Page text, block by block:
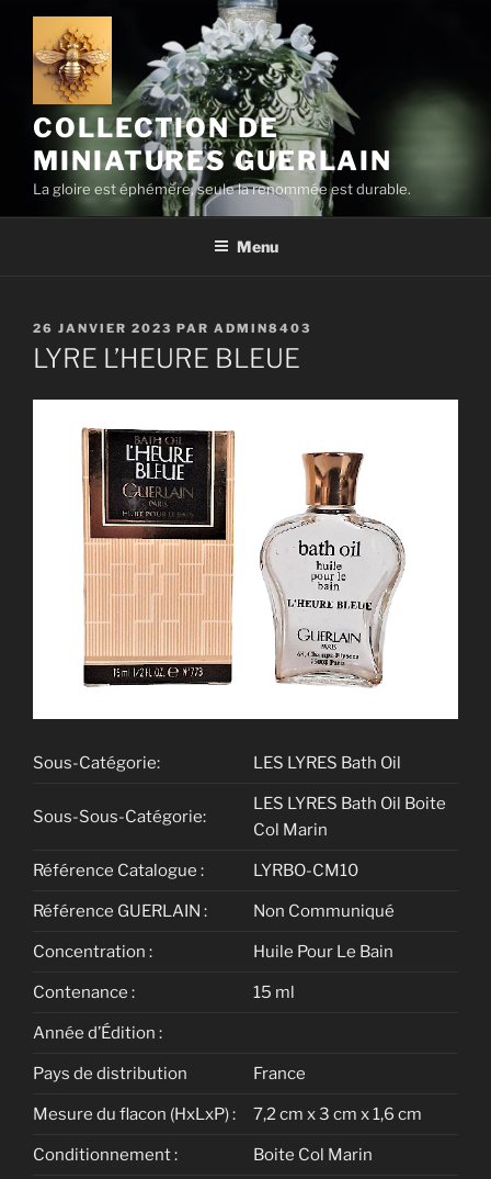
Aller
contenu
principal
COLLECTION DE
MINIATURES GUERLAIN
La gloire est éphémère, seule la renommée est durable.
Menu
PUBLIÉ
LE
26 JANVIER 2023 PAR ADMIN8403
LYRE L’HEURE BLEUE
Sous-Catégorie: LES LYRES Bath Oil
Sous-Sous-Catégorie:
LES LYRES Bath Oil Boite
Col Marin
Référence Catalogue : LYRBO-CM10
Référence GUERLAIN : Non Communiqué
Concentration : Huile Pour Le Bain
Contenance : 15 ml
Année d’Édition :
Pays de distribution France
Mesure du flacon (HxLxP) : 7,2 cm x 3 cm x 1,6 cm
Conditionnement : Boite Col Marin